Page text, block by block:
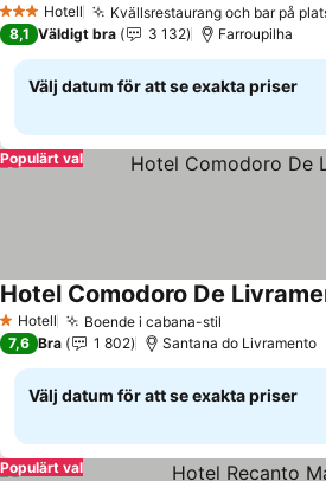
3 StjärnorHotell Kvällsrestaurang och bar på
8,1 Väldigt bra 3 132 Farroupilha
Välj datum för att se exakta priser
Populärt val
1 Stjärnor
Hotell Boende i cabana-stil
Hotel Comodoro De
7,6 Bra 1 802 Santana do Livramento
Välj datum för att se exakta priser
Populärt val